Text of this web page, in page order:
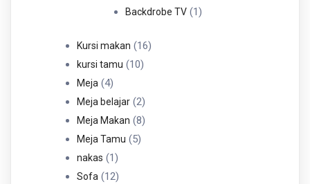
Produk
Backdrobe TV 11
Kursi makan 1616
kursi tamu 1010
Meja 44
Produk
Meja belajar 22
Produk
Meja Makan 88
Meja Tamu 55
nakas 11
Produk
Sofa 1212